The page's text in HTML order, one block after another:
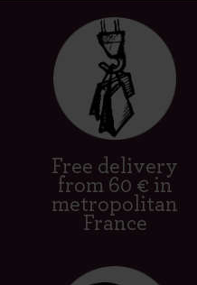
Free delivery
from 60 € in
metropolitan
France